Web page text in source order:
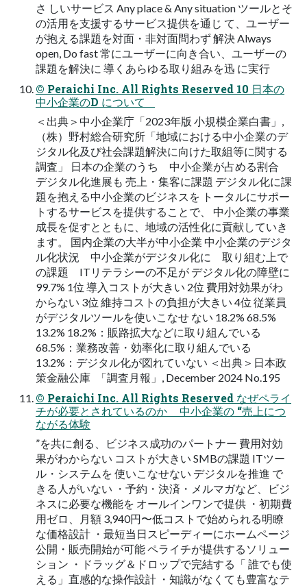
さ しいサービス Any place & Any situation ツールとそ
の活用を支援するサービス提供を通じ て、ユーザー
が抱える課題を対面・非対面問わず 解決 Always
open, Do fast 常にユーザーに向き合い、ユーザーの
課題を解決に 導くあらゆる取り組みを迅 に実行
© Peraichi Inc. All Rights Reserved 10 日本の
中小企業のD について
＜出典＞中小企業庁「2023年版 小規模企業白書」,
（株）野村総合研究所「地域における中小企業のデ
ジタル化及び社会課題解決に向けた取組等に関する
調査」 日本の企業のうち 中小企業が占める割合
デジタル化進展も 売上・集客に課題 デジタル化に課
題を抱える中小企業のビジネスを トータルにサポー
トするサービスを提供することで、 中小企業の事業
成長を促すとともに、地域の活性化に貢献していき
ます。 国内企業の大半が中小企業 中小企業のデジタ
ル化状況 中小企業がデジタル化に 取り組む上で
の課題 ITリテラシーの不足が デジタル化の障壁に
99.7% 1位 導入コストが大きい 2位 費用対効果がわ
からない 3位 維持コストの負担が大きい 4位 従業員
がデジタルツールを使いこなせ ない 18.2% 68.5%
13.2% 18.2%：販路拡大などに取り組んでいる
68.5%：業務改善・効率化に取り組んでいる
13.2%：デジタル化が図れていない ＜出典＞日本政
策金融公庫 「調査月報」, December 2024 No.195
© Peraichi Inc. All Rights Reserved なぜペライ
チが必要とされているのか 中小企業の “売上につ
ながる体験
”を共に創る、ビジネス成功のパートナー 費用対効
果がわからない コストが大きい SMBの課題 ITツー
ル・システムを 使いこなせない デジタルを推進 で
きる人がいない ・予約・決済・メルマガなど、ビジ
ネスに必要な機能を オールインワンで提供 ・初期費
用ゼロ、月額 3,940円〜低コストで始められる明瞭
な価格設計 ・最短当日スピーディーにホームページ
公開・販売開始が可能 ペライチが提供するソリュー
ション ・ドラッグ＆ドロップで完結する「 誰でも使
える」直感的な操作設計 ・知識がなくても豊富なテ